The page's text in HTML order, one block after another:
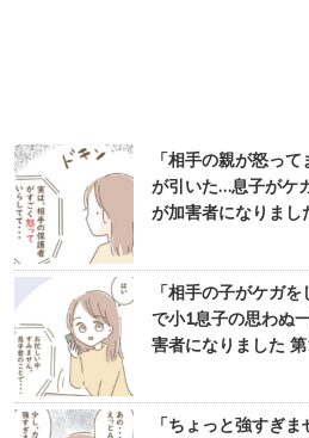
「相手の親が怒っ
が引いた…息子がケ
が加害者になりま
「相手の子がケガ
で小1息子の思わぬ
害者になりました
「ちょっと強すぎ